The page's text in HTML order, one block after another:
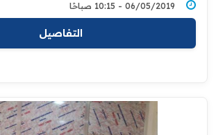
06/05/2019 - 10:15 صباحًا
التفاصيل